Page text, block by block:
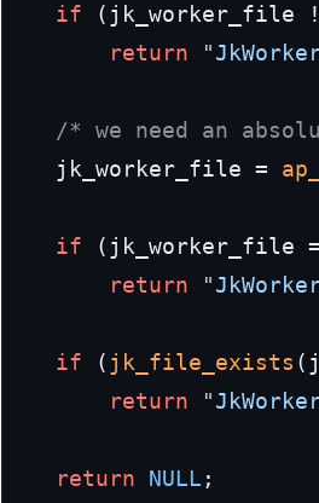
if (jk_worker_file
return
/* we need an
    jk_worker_file =
if (jk_worker_file
return
if ( jk_file_exists
return
return NULL ;